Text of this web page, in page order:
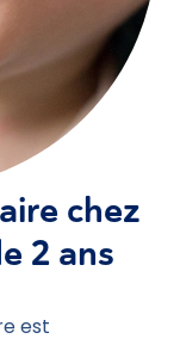
chez
2 ans
est